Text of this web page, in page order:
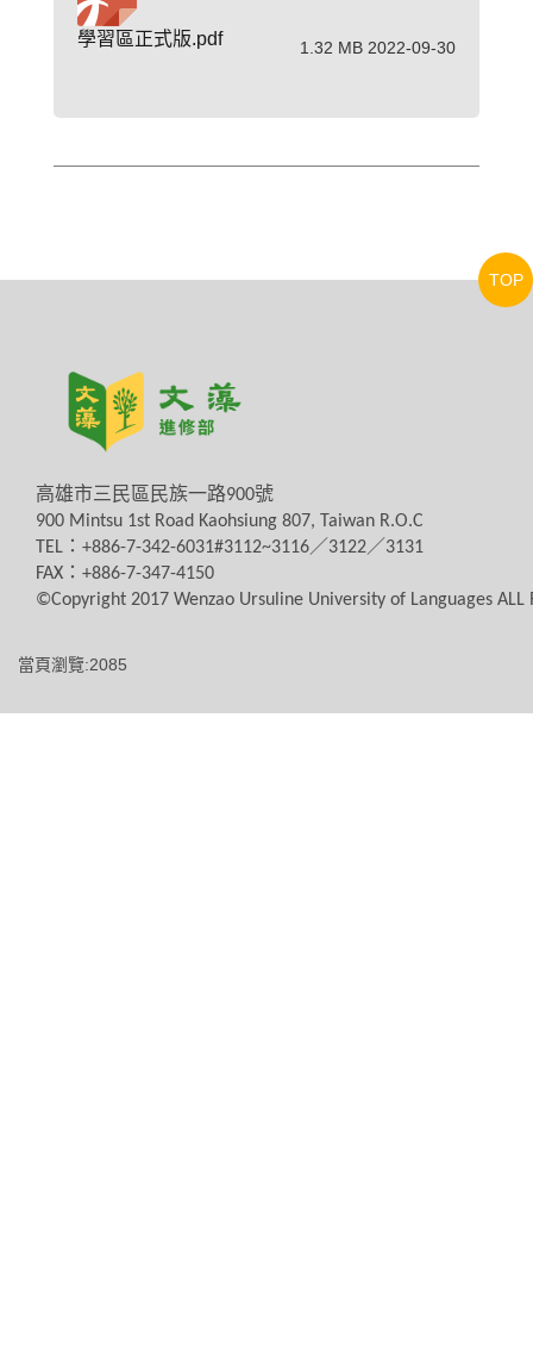
學習區正式版.pdf 1.32 MB 2022-09-30
高雄市三民區民族一路900號
900 Mintsu 1st Road Kaohsiung 807, Taiwan R.O.C
TEL ： +886-7-342-6031#3112~3116／ 3122／ 3131
FAX ： +886-7-347-4150
©Copyright 2017 Wenzao Ursuline University of Languages ALL
當頁瀏覽:2085
TOP